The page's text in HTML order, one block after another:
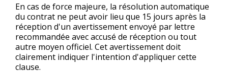
En cas de force majeure, la résolution automatique
du contrat ne peut avoir lieu que 15 jours après la
réception d'un avertissement envoyé par lettre
recommandée avec accusé de réception ou tout
autre moyen officiel. Cet avertissement doit
clairement indiquer l'intention d'appliquer cette
clause.